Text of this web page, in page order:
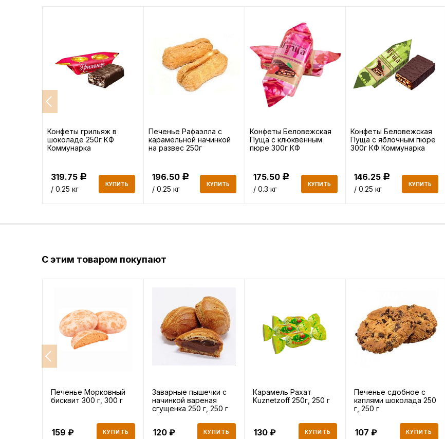
Конфеты грильяж в
шоколаде 250г КФ
Коммунарка
319.75 Р
/ 0.25 кг
КУПИТЬ
Печенье Рафаэлла с
карамельной начинкой
на развес 250г
196.50 Р
/ 0.25 кг
КУПИТЬ
Конфеты Беловежская
Пуща с клюквенным
пюре 300г КФ
175.50 Р
/ 0.3 кг
КУПИТЬ
Конфеты Беловежская
Пуща с яблочным пюре
300г КФ Коммунарка
146.25 Р
/ 0.25 кг
КУПИТЬ
С этим товаром покупают
Печенье Морковный
бисквит 300 г, 300 г
159 КУПИТЬ
Заварные пышечки с
начинкой вареная
сгущенка 250 г, 250 г
120 КУПИТЬ
Карамель Рахат
Kuznetzoff 250г, 250 г
130 КУПИТЬ
Печенье сдобное с
каплями шоколада 250
г, 250 г
107 КУПИТЬ